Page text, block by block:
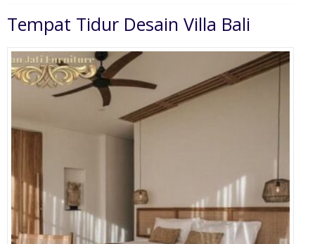
Tempat Tidur Desain Villa Bali